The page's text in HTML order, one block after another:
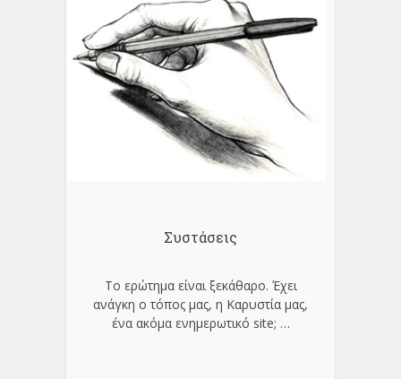
Συστάσεις
Το ερώτημα είναι ξεκάθαρο. Έχει
ανάγκη ο τόπος μας, η Καρυστία μας,
ένα ακόμα ενημερωτικό site; …